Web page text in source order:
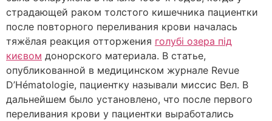
страдающей раком толстого кишечника пациентки
после повторного переливания крови началась
тяжёлая реакция отторжения голубі озера під
києвом донорского материала. В статье,
опубликованной в медицинском журнале Revue
D’Hématologie, пациентку называли миссис Вел. В
дальнейшем было установлено, что после первого
переливания крови у пациентки выработались